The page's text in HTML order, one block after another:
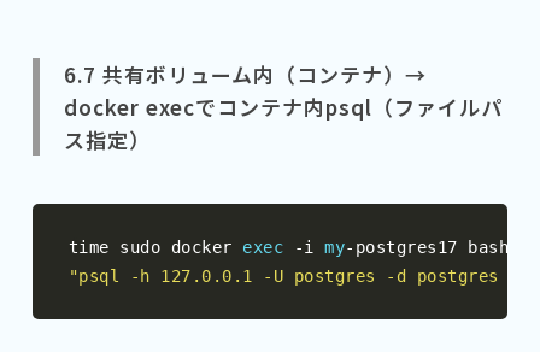
6.7 共有ボリューム内（コンテナ）→
docker execでコンテナ内psql（ファイルパ
ス指定）
time sudo docker exec -i my- postgres17 bash
"psql -h 127.0.0.1 -U postgres -d postgres -